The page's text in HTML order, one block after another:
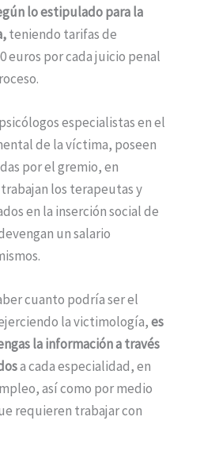
lo estipulado para la
teniendo tarifas de
euros por cada juicio penal
especialistas en el
de la víctima, poseen
por el gremio, en
los terapeutas y
en la inserción social de
un salario
cuanto podría ser el
la victimología,es
la información a través
a cada especialidad, en
así como por medio
requieren trabajar con